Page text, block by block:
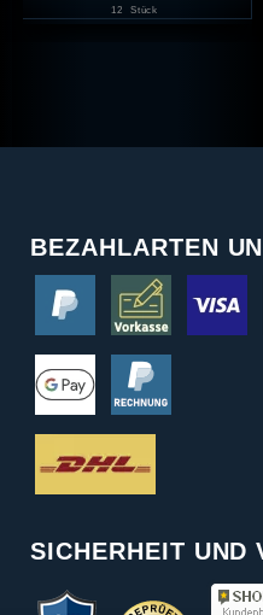
12 Stück
BEZAHLARTEN
SICHERHEIT UND